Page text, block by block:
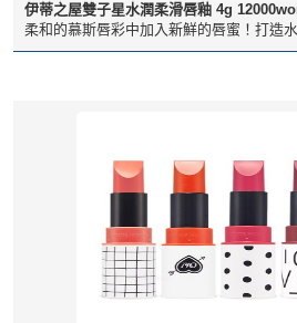
伊蒂之屋雙子星水潤柔滑唇釉 4g
柔和的慕斯唇彩中加入新鮮的唇蜜！打造